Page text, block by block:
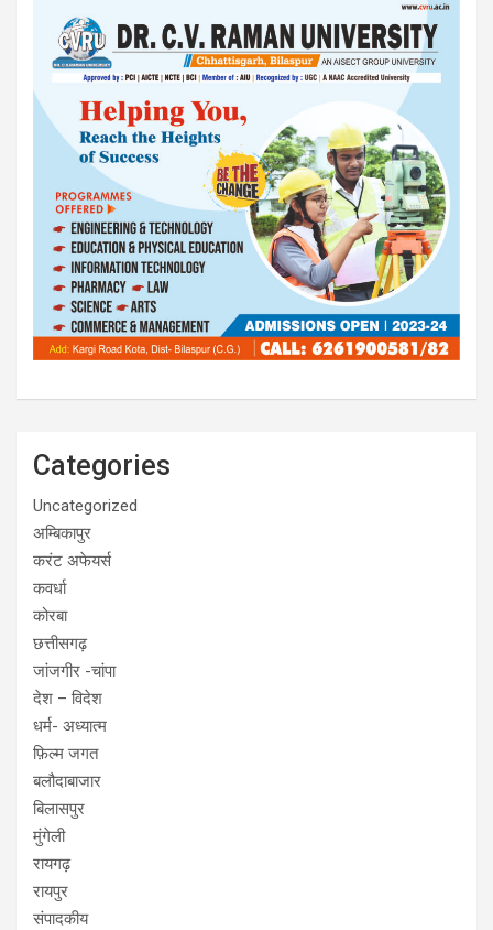
Categories
Uncategorized
अम्बिकापुर
करंट अफेयर्स
कवर्धा
कोरबा
छत्तीसगढ़
जांजगीर -चांपा
देश – विदेश
धर्म- अध्यात्म
फ़िल्म जगत
बलौदाबाजार
बिलासपुर
मुंगेली
रायगढ़
रायपुर
संपादकीय